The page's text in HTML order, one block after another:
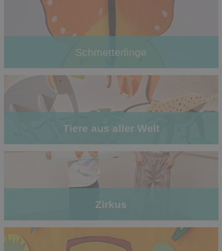
Schmetterlinge
Tiere aus aller Welt
Zirkus